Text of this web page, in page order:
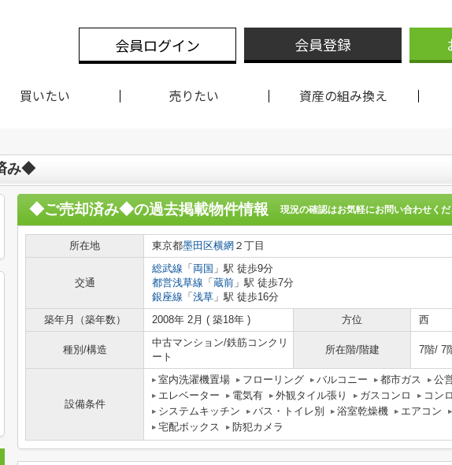
会員ログイン 会員登録
買いたい 売りたい 資産の組み換え
み◆
◆ご売却済み◆の過去掲載物件情報 現況の確認はお気軽にお問い合わせくだ
所在地 東京都墨田区横網 ２丁目
交通
総武線 「 両国 」駅 徒歩9分
都営浅草線 「 蔵前 」駅 徒歩7分
銀座線 「 浅草 」駅 徒歩16分
築年月（築年数）
2008年 2月 ( 築18年 ) 方位 西
種別/構造
中古マンション/鉄筋コンクリ
ート
所在階/階建 7階/ 7
設備条件
室内洗濯機置場 フローリング バルコニー 都市ガス 公
エレベーター
電気有 外観タイル張り ガスコンロ
コン
システムキッチン
バス・トイレ別 浴室乾燥機 エアコン
宅配ボックス
防犯カメラ